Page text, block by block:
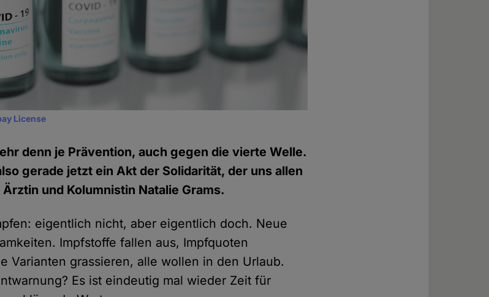
License
denn je Prävention, auch gegen die vierte Welle.
gerade jetzt ein Akt der Solidarität, der uns allen
und Kolumnistin Natalie Grams.
eigentlich nicht, aber eigentlich doch. Neue
Impfstoffe fallen aus, Impfquoten
Varianten grassieren, alle wollen in den Urlaub.
Es ist eindeutig mal wieder Zeit für